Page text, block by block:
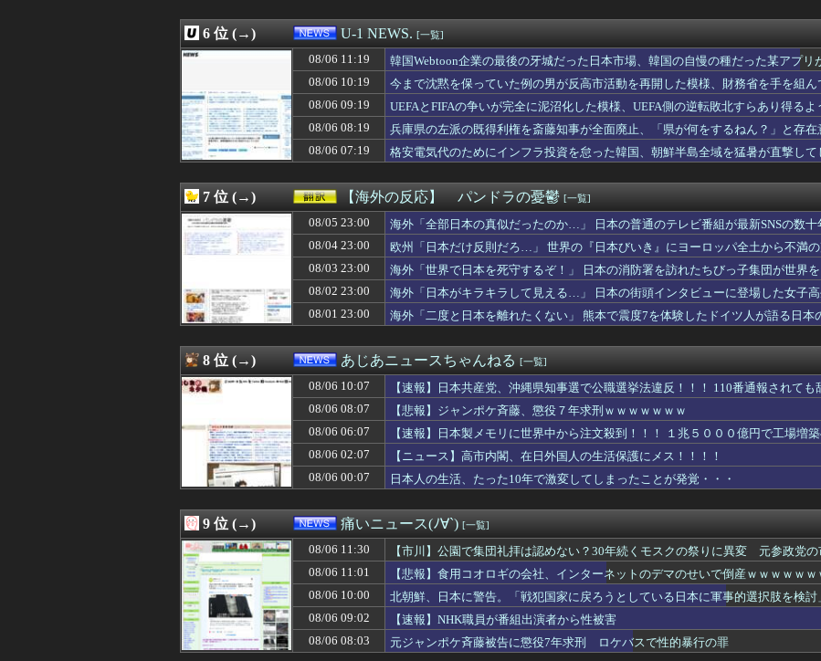
08/06 11:00
竹﨑由佳アナ ピタパンのお尻！！
08/06 11:00
【前編】妻が娘（前妻との子）を連れて家を出て行った。前妻に育児放棄され22歳に...
08/06 11:00
【朗報】韓国の掲示板「日本のペンギンがストライキ」
周防パトラさん、あまりオフのことを言わなくなる？
08/06 11:00
行きつけの眉サロンある？
08/06 11:00
1人でタイ旅行って危ないの？
08/06 10:59
吉田綾乃クリスティーさん、号泣…【乃木坂46】
08/06 10:57
母「事故だったのよ」家族「母さんがわざとやるはずない」→嫁が毒を飲まされ子ども...
08/06 10:57
原爆投下81年 高まる核リスク 被爆者減る中、広島から平和訴え
08/06 10:56
YouTube登録者数47万人超のファッションデザイナーMB氏とBOODYがコ...
08/06 10:56
オンラインストア「60%」が8周年記念キャンペーンを開催、8つの特別企画を展開
08/06 10:56
「SORIN（ソリン）」2026年秋の最新コレクションカタログをWEB公開 「...
08/06 10:56
PLEATSMAMA、阪神梅田本店に初上陸！梅田エリア初の期間限定ポップアップ...
08/06 10:56
HARE初の夏祭り企画「晴祭」を開催！書道家・現代アーティスト郷祥氏とのコラボ...
Mila Owenがベーシックを刷新する「DENIM COLLECTION」を...
08/06 10:55
【巨人】宇都宮葵星が７日の３軍戦で約３か月半ぶり実戦復帰「やってきたことをでき...
08/06 10:55
【朗報】Amazonで「GANTZ」が全巻100円
08/06 10:55
エジプトで自撮りしていたら、ガイドが「撮りますよ！」→ノリノリでポーズを取って...
08/06 10:52
【朗報】賀喜遥香、最新グラビアで見せた生足がエグすぎる
08/06 10:50
【画像】特攻隊の特攻前の集合写真がこれ、この人達のおかげで今のワイらが存在する...
08/06 10:50
【画像】元テレ東・森香澄アナ、可愛すぎてネット民ざわつくｗｗｗｗｗ 【Pick...
ウトがウワキしてる事が発覚し、トメが倒れた。ブチギレた夫とウトが殴り合いになり...
【衝撃】AIによるレストラン予約「オートリザーブ」、やっぱダメそう・・・・・
08/06 10:46
【悲報】井端ジャパン、最悪の空気のまま解散していた
08/06 10:46
NPB「暑さ対策でファームの開始時間変更します」ワイ「ええやん、何時や？」NP...
08/06 10:45
【衝撃映像】かもしれない運転、限界突破してしまう・・・
08/06 10:41
【動画】あのちゃん、また我々をシコらすｗｗｗｗｗｗｗｗｗｗｗｗｗｗｗｗｗｗｗｗ...
08/06 10:40
日本トイレットペーパー、輸入44％増で7割が中国産。ネトウヨは手でうんこ拭く時...
08/06 10:40
【ガチ映像】大学のヌードデッサンの授業で高額モデルに依頼したら○○○が凄すぎた...
08/06 10:40
【復活】「日本製メモリ」に世界中から注文殺到 米マイクロンが１兆５０００億円を...
08/06 10:39
私たちが母だと思ってた人から衝撃の事実を明かされた
08/06 10:39
結婚してから惚気話が止まらない友人。会話の最後に毎回「後出し」で自慢を入れてく...
08/06 10:38
連れて行かれた
08/06 10:38
【悲報】かつて６５０万部を誇った週刊少年ジャンプ、発行部数100万部割れ → ...
08/06 10:37
【リコリス・リコイル】セガ「錦木千束」と「井ノ上たきな」 STREET SNA...
08/06 10:35
【悲報】浅田真央ちゃんの婚活条件ｗｗｗｗｗｗｗ(※画像あり)
6 位 (→) U-1 NEWS. [一覧]
08/06 11:19
韓国Webtoon企業の最後の牙城だった日本市場、韓国の自慢の種だった某アプ
08/06 10:19
今まで沈黙を保っていた例の男が反高市活動を再開した模様、財務省を手を組ん
08/06 09:19
UEFAとFIFAの争いが完全に泥沼化した模様、UEFA側の逆転敗北すらあり得る
08/06 08:19
兵庫県の左派の既得利権を斎藤知事が全面廃止、「県が何をするねん？」と存
08/06 07:19
格安電気代のためにインフラ投資を怠った韓国、朝鮮半島全域を猛暑が直撃し
7 位 (→) 【海外の反応】 パンドラの憂鬱 [一覧]
08/05 23:00
海外「全部日本の真似だったのか…」 日本の普通のテレビ番組が最新SNSの数
08/04 23:00
欧州「日本だけ反則だろ…」 世界の『日本びいき』にヨーロッパ全土から不満
08/03 23:00
海外「世界で日本を死守するぞ！」 日本の消防署を訪れたちびっ子集団が世界
08/02 23:00
海外「日本がキラキラして見える…」 日本の街頭インタビューに登場した女子
08/01 23:00
海外「二度と日本を離れたくない」 熊本で震度7を体験したドイツ人が語る日本
8 位 (→) あじあニュースちゃんねる [一覧]
08/06 10:07
【速報】日本共産党、沖縄県知事選で公職選挙法違反！！！ 110番通報されても
08/06 08:07
【悲報】ジャンポケ斉藤、懲役７年求刑ｗｗｗｗｗｗｗ
08/06 06:07
【速報】日本製メモリに世界中から注文殺到！！！ １兆５０００億円で工場増
08/06 02:07
【ニュース】高市内閣、在日外国人の生活保護にメス！！！！
08/06 00:07
日本人の生活、たった10年で激変してしまったことが発覚・・・
9 位 (→) 痛いニュース(ﾉ∀`) [一覧]
08/06 11:30
【市川】公園で集団礼拝は認めない？30年続くモスクの祭りに異変 元参政党
と地元に温度差
08/06 11:01
【悲報】食用コオロギの会社、インターネットのデマのせいで倒産ｗｗｗｗｗｗ
08/06 10:00
北朝鮮、日本に警告。「戦犯国家に戻ろうとしている日本に軍事的選択肢を検討
08/06 09:02
【速報】NHK職員が番組出演者から性被害
08/06 08:03
元ジャンポケ斉藤被告に懲役7年求刑 ロケバスで性的暴行の罪